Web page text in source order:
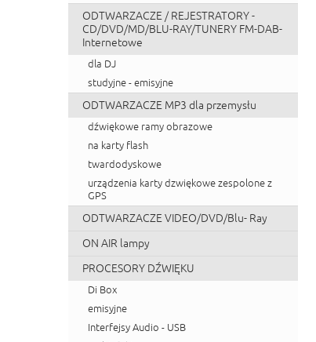
ODTWARZACZE / REJESTRATORY -
CD/DVD/MD/BLU-RAY/TUNERY FM-DAB-
Internetowe
dla DJ
studyjne - emisyjne
ODTWARZACZE MP3 dla przemysłu
dźwiękowe ramy obrazowe
na karty flash
twardodyskowe
urządzenia karty dzwiękowe zespolone z
GPS
ODTWARZACZE VIDEO/DVD/Blu- Ray
ON AIR lampy
PROCESORY DŹWIĘKU
Di Box
emisyjne
Interfejsy Audio - USB